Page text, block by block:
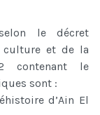
le décret
et de la
contenant le
sont :
d’Ain El